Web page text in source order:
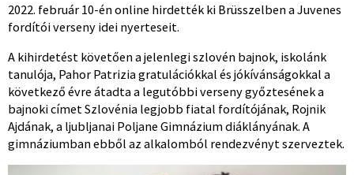
2022. február 10-én online hirdették ki Brüsszelben a Juvenes
fordítói verseny idei nyerteseit.
A kihirdetést követően a jelenlegi szlovén bajnok, iskolánk
tanulója, Pahor Patrizia gratulációkkal és jókívánságokkal a
következő évre átadta a legutóbbi verseny győztesének a
bajnoki címet Szlovénia legjobb fiatal fordítójának, Rojnik
Ajdának, a ljubljanai Poljane Gimnázium diáklányának. A
gimnáziumban ebből az alkalomból rendezvényt szerveztek.